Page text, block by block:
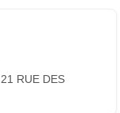
21 RUE DES